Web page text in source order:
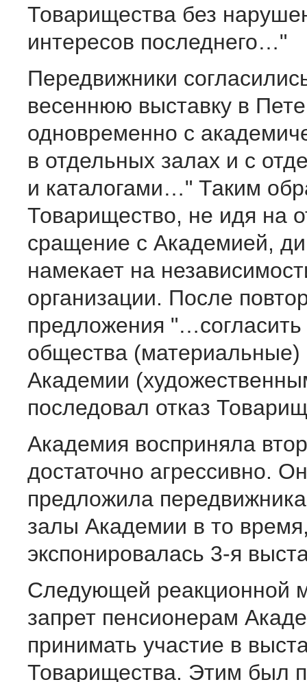
Товарищества без
интересов последнего…"
Передвижники
весеннюю выставку в
одновременно с
в отдельных залах и с
и каталогами…" Таким
Товарищество, не идя на
сращение с Академией,
намекает на
организации. После
предложения
общества (материальные)
Академии
последовал отказ
Академия восприняла
достаточно агрессивно.
предложила
залы Академии в то
экспонировалась 3-я
Следующей реакционной
запрет пенсионерам
принимать участие в
Товарищества. Этим был